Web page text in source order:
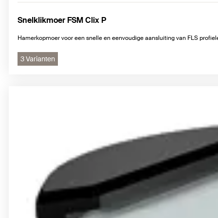
Snelklikmoer FSM Clix P
Hamerkopmoer voor een snelle en eenvoudige aansluiting van FLS
3 Varianten